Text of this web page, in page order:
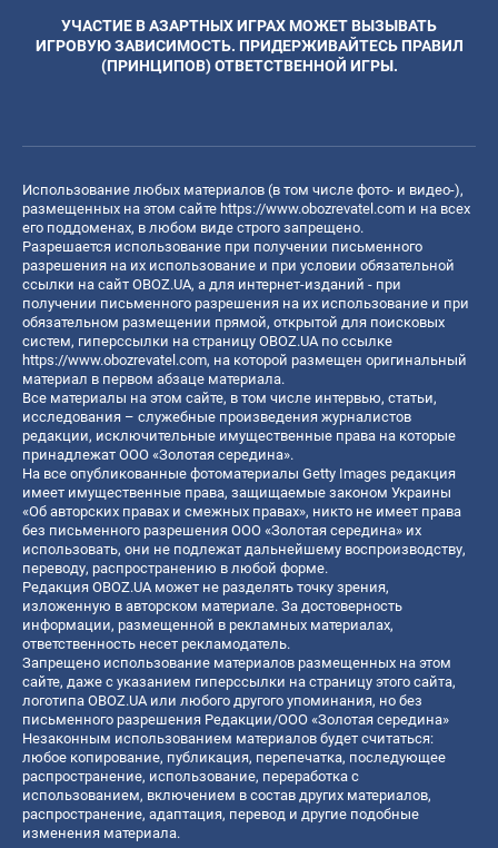
УЧАСТИЕ В АЗАРТНЫХ ИГРАХ МОЖЕТ ВЫЗЫВАТЬ
ИГРОВУЮ ЗАВИСИМОСТЬ. ПРИДЕРЖИВАЙТЕСЬ ПРАВИЛ
(ПРИНЦИПОВ) ОТВЕТСТВЕННОЙ ИГРЫ.
Использование любых материалов (в том числе фото- и видео-),
размещенных на этом сайте https://www.obozrevatel.com и на всех
его поддоменах, в любом виде строго запрещено.
Разрешается использование при получении письменного
разрешения на их использование и при условии обязательной
ссылки на сайт OBOZ.UA, а для интернет-изданий - при
получении письменного разрешения на их использование и при
обязательном размещении прямой, открытой для поисковых
систем, гиперссылки на страницу OBOZ.UA по ссылке
https://www.obozrevatel.com, на которой размещен оригинальный
материал в первом абзаце материала.
Все материалы на этом сайте, в том числе интервью, статьи,
исследования – служебные произведения журналистов
редакции, исключительные имущественные права на которые
принадлежат ООО «Золотая середина».
На все опубликованные фотоматериалы Getty Images редакция
имеет имущественные права, защищаемые законом Украины
«Об авторских правах и смежных правах», никто не имеет права
без письменного разрешения ООО «Золотая середина» их
использовать, они не подлежат дальнейшему воспроизводству,
переводу, распространению в любой форме.
Редакция OBOZ.UA может не разделять точку зрения,
изложенную в авторском материале. За достоверность
информации, размещенной в рекламных материалах,
ответственность несет рекламодатель.
Запрещено использование материалов размещенных на этом
сайте, даже с указанием гиперссылки на страницу этого сайта,
логотипа OBOZ.UA или любого другого упоминания, но без
письменного разрешения Редакции/ООО «Золотая середина»
Незаконным использованием материалов будет считаться:
любое копирование, публикация, перепечатка, последующее
распространение, использование, переработка с
использованием, включением в состав других материалов,
распространение, адаптация, перевод и другие подобные
изменения материала.